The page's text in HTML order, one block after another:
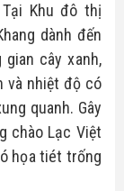
Tại Khu đô thị
dành đến
cây xanh,
và nhiệt độ có
quanh. Gây
chào Lạc Việt
họa tiét trống